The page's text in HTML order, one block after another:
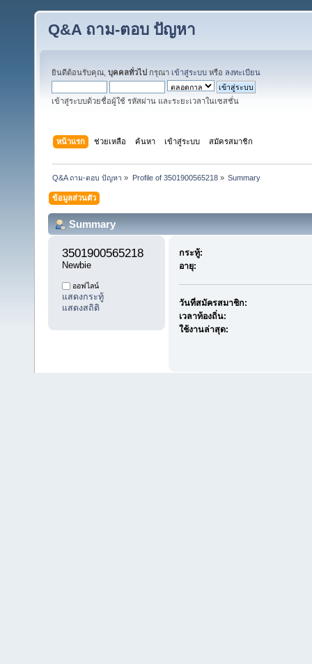
Q&A ถาม-ตอบ ปัญหา
ยินดีต้อนรับคุณ, บุคคลทั่วไป กรุณา เข้าสู่ระบบ หรือ ลงทะเบียน
เข้าสู่ระบบด้วยชื่อผู้ใช้ รหัสผ่าน และระยะเวลาในเซสชั่น
หน้าแรก ช่วยเหลือ ค้นหา เข้าสู่ระบบ สมัครสมาชิก
Q&A ถาม-ตอบ ปัญหา » Profile of 3501900565218» Summary
ข้อมูลส่วนตัว
Summary
3501900565218
Newbie
ออฟไลน์
แสดงกระทู้
แสดงสถิติ
กระทู้:
อายุ:
วันที่สมัครสมาชิก:
เวลาท้องถิ่น:
ใช้งานล่าสุด: